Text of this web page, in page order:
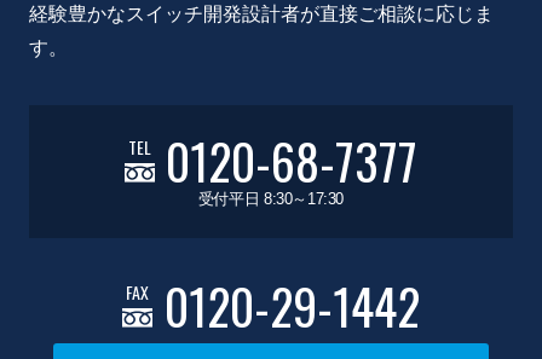
経験豊かなスイッチ開発設計者が直接ご相談に応じま
す。
TEL 0120-68-7377
受付平日 8:30～17:30
FAX 0120-29-1442